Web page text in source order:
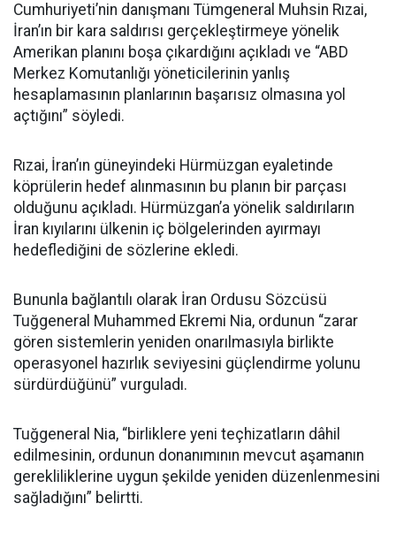
Cumhuriyeti’nin danışmanı Tümgeneral Muhsin Rızai,
İran’ın bir kara saldırısı gerçekleştirmeye yönelik
Amerikan planını boşa çıkardığını açıkladı ve “ABD
Merkez Komutanlığı yöneticilerinin yanlış
hesaplamasının planlarının başarısız olmasına yol
açtığını” söyledi.
Rızai, İran’ın güneyindeki Hürmüzgan eyaletinde
köprülerin hedef alınmasının bu planın bir parçası
olduğunu açıkladı. Hürmüzgan’a yönelik saldırıların
İran kıyılarını ülkenin iç bölgelerinden ayırmayı
hedeflediğini de sözlerine ekledi.
Bununla bağlantılı olarak İran Ordusu Sözcüsü
Tuğgeneral Muhammed Ekremi Nia, ordunun “zarar
gören sistemlerin yeniden onarılmasıyla birlikte
operasyonel hazırlık seviyesini güçlendirme yolunu
sürdürdüğünü” vurguladı.
Tuğgeneral Nia, “birliklere yeni teçhizatların dâhil
edilmesinin, ordunun donanımının mevcut aşamanın
gerekliliklerine uygun şekilde yeniden düzenlenmesini
sağladığını” belirtti.